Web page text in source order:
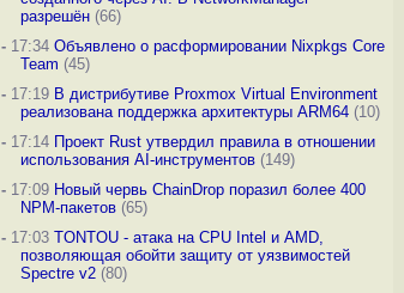
разрешён(66)
-17:34 Объявлено о расформировании Nixpkgs Core
Team (45)
-17:19 В дистрибутиве Proxmox Virtual Environment
реализована поддержка архитектуры ARM64(10)
-17:14 Проект Rust утвердил правила в отношении
использования AI-инструментов(149)
-17:09 Новый червь ChainDrop поразил более 400
NPM-пакетов(65)
-17:03 TONTOU - атака на CPU Intel и AMD,
позволяющая обойти защиту от уязвимостей
Spectre v2(80)